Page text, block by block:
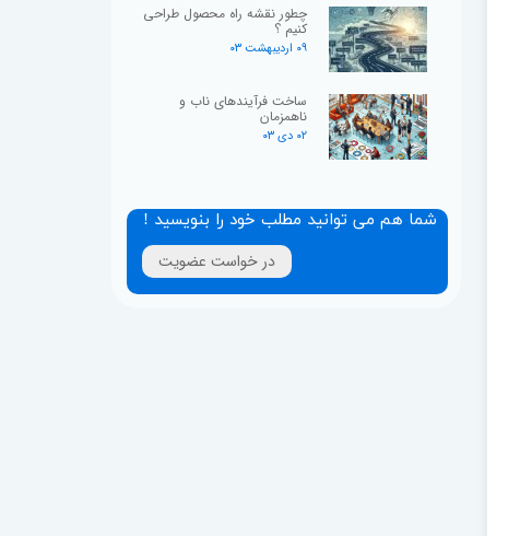
چطور نقشه راه محصول طراحی
کنیم ؟
۰۹ اردیبهشت ۰۳
ساخت فرآیندهای ناب و
ناهمزمان
۰۲ دی ۰۳
شما هم می توانید مطلب خود را بنویسید !
در خواست عضویت